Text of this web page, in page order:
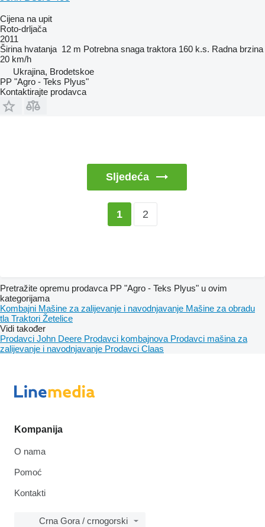
Cijena na upit
Roto-drljača
2011
Širina hvatanja 12 m Potrebna snaga traktora 160 k.s. Radna brzina
20 km/h
Ukrajina, Brodetskoe
PP "Agro - Teks Plyus"
Kontaktirajte prodavca
Sljedeća
1 2
Pretražite opremu prodavca PP "Agro - Teks Plyus" u ovim
kategorijama
Kombajni Mašine za zaliјеvanje i navodnjavanje Mašine za obradu
tla Traktori Žetelice
Vidi također
Prodavci John Deere Prodavci kombajnova Prodavci mašina za
zaliјеvanje i navodnjavanje Prodavci Claas
Kompanija
O nama
Pomoć
Kontakti
Crna Gora / crnogorski